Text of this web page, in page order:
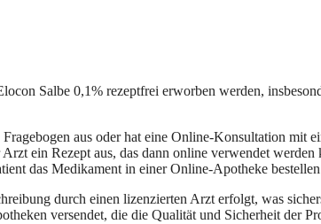
Salbe 0,1% rezeptfrei erworben werden,
aus oder hat eine Online-Konsultation mit
ein Rezept aus, das dann online verwendet werden
das Medikament in einer Online-Apotheke
durch einen lizenzierten Arzt erfolgt, was
versendet, die die Qualität und Sicherheit der